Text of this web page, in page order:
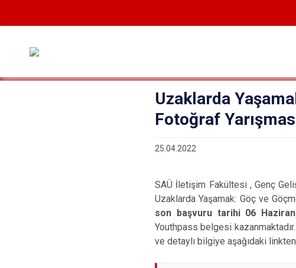
Uzaklarda
Fotoğraf
25.04.2022
SAÜ İletişim Fakültesi , Genç
Uzaklarda Yaşamak: Göç ve
son başvuru tarihi 06
Youthpass belgesi
ve detaylı bilgiye aşağıdaki